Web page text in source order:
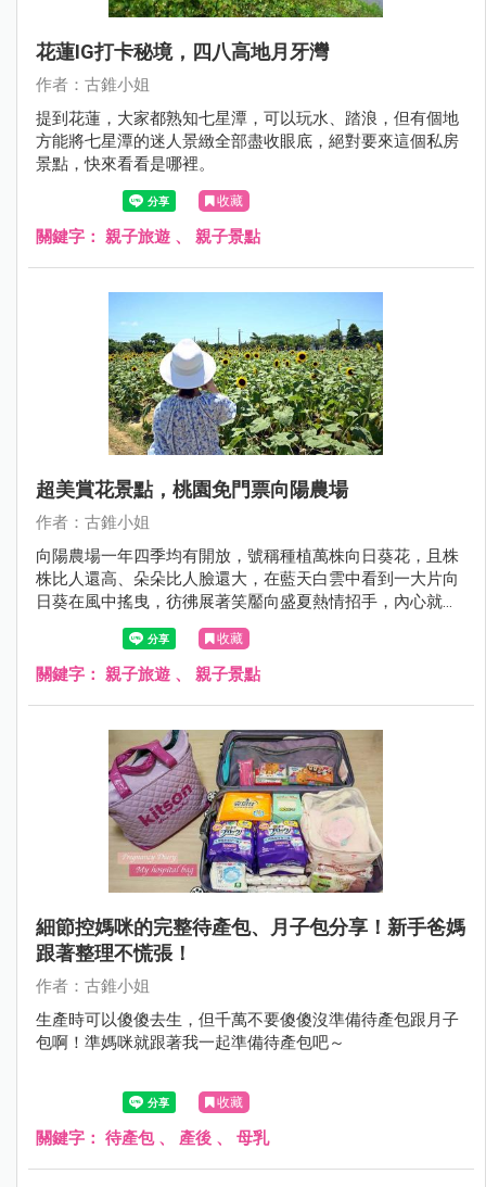
花蓮IG打卡秘境，四八高地月牙灣
作者：古錐小姐
提到花蓮，大家都熟知七星潭，可以玩水、踏浪，但有個地
方能將七星潭的迷人景緻全部盡收眼底，絕對要來這個私房
景點，快來看看是哪裡。
收藏
關鍵字： 親子旅遊 、 親子景點
超美賞花景點，桃園免門票向陽農場
作者：古錐小姐
向陽農場一年四季均有開放，號稱種植萬株向日葵花，且株
株比人還高、朵朵比人臉還大，在藍天白雲中看到一大片向
日葵在風中搖曳，彷彿展著笑靨向盛夏熱情招手，內心就莫
名跟著朝氣滿滿了啊！
收藏
關鍵字： 親子旅遊 、 親子景點
細節控媽咪的完整待產包、月子包分享！新手爸媽
跟著整理不慌張！
作者：古錐小姐
生產時可以傻傻去生，但千萬不要傻傻沒準備待產包跟月子
包啊！準媽咪就跟著我一起準備待產包吧～
收藏
關鍵字： 待產包、 產後 、 母乳